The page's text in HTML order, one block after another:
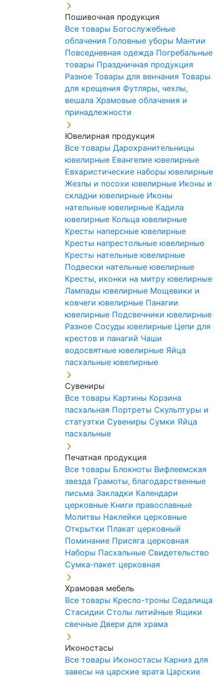
Пошивочная продукция
Все товары Богослужебные
облачения Головные уборы Мантии
Повседневная одежда Погребальные
товары Праздничная продукция
Разное Товары для венчания Товары
для крещения Футляры, чехлы,
вешала Храмовые облачения и
принадлежности
Ювелирная продукция
Все товары Дарохранительницы
ювелирные Евангелие ювелирные
Евхаристические наборы ювелирные
Жезлы и посохи ювелирные Иконы и
складни ювелирные Иконы
нательные ювелирные Кадила
ювелирные Кольца ювелирные
Кресты наперсные ювелирные
Кресты напрестольные ювелирные
Кресты нательные ювелирные
Подвески нательные ювелирные
Кресты, иконки на митру ювелирные
Лампады ювелирные Мощевики и
ковчеги ювелирные Панагии
ювелирные Подсвечники ювелирные
Разное Сосуды ювелирные Цепи для
крестов и панагий Чаши
водосвятные ювелирные Яйца
пасхальные ювелирные
Сувениры
Все товары Картины Корзина
пасхальная Портреты Скульптуры и
статуэтки Сувениры Сумки Яйца
пасхальные
Печатная продукция
Все товары Блокноты Вифлеемская
звезда Грамоты, благодарственные
письма Закладки Календари
церковные Книги православные
Молитвы Наклейки церковные
Открытки Плакат церковный
Поминание Присяга церковная
Наборы Пасхальные Свидетельство
Сумка-пакет церковная
Храмовая мебель
Все товары Кресло-троны Седалища
Стасидии Столы литийные Ящики
свечные Двери для храма
Иконостасы
Все товары Иконостасы Карниз для
завесы на царские врата Царские